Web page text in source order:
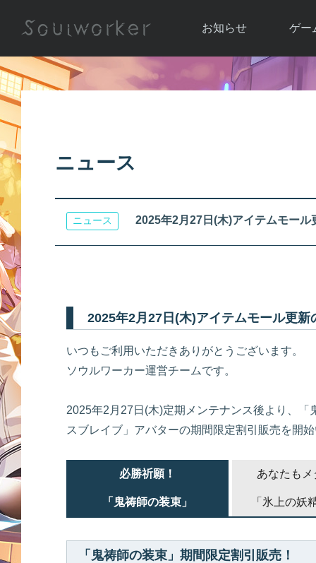
お知らせ
お知らせ一覧
ゲー
ソウ
アップ
ニュース
ニュース 2025年2月27日(木)アイテムモール
2025年2月27日(木)アイテムモール更新
いつもご利用いただきありがとうございます。
ソウルワーカー運営チームです。
2025年2月27日(木)定期メンテナンス後より、
スブレイブ」アバターの期間限定割引販売を開
必勝祈願！
「鬼祷師の装束」
あなたも
「氷上の妖
「鬼祷師の装束」期間限定割引販売！